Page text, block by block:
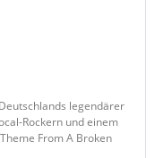
legendärer
Rockern und einem
From A Broken